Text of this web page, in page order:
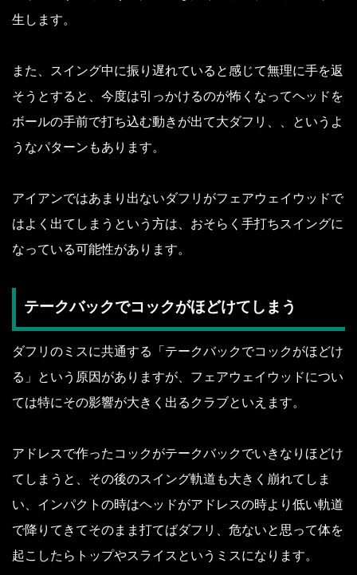
生します。
また、スイング中に振り遅れていると感じて無理に手を返
そうとすると、今度は引っかけるのが怖くなってヘッドを
ボールの手前で打ち込む動きが出て大ダフリ、、というよ
うなパターンもあります。
アイアンではあまり出ないダフリがフェアウェイウッドで
はよく出てしまうという方は、おそらく手打ちスイングに
なっている可能性があります。
テークバックでコックがほどけてしまう
ダフリのミスに共通する「テークバックでコックがほどけ
る」という原因がありますが、フェアウェイウッドについ
ては特にその影響が大きく出るクラブといえます。
アドレスで作ったコックがテークバックでいきなりほどけ
てしまうと、その後のスイング軌道も大きく崩れてしま
い、インパクトの時はヘッドがアドレスの時より低い軌道
で降りてきてそのまま打てばダフリ、危ないと思って体を
起こしたらトップやスライスというミスになります。